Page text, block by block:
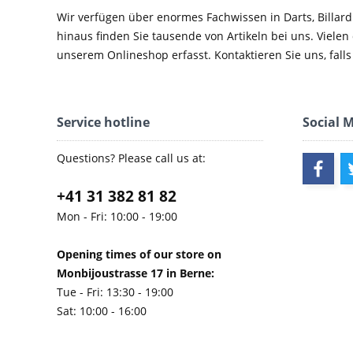
Wir verfügen über enormes Fachwissen in Darts,
hinaus finden Sie tausende von Artikeln bei uns.
unserem Onlineshop erfasst. Kontaktieren Sie uns,
Service hotline
Questions? Please call us at:
+41 31 382 81 82
Mon - Fri: 10:00 - 19:00
Opening times of our store on
Monbijoustrasse 17 in Berne:
Tue - Fri: 13:30 - 19:00
Sat: 10:00 - 16:00
Social